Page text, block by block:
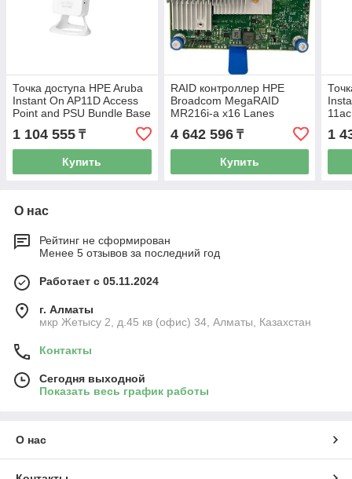
Точка доступа HPE Aruba
Instant On AP11D Access
Point and PSU Bundle Base
1 104 555 ₸
Купить
RAID контроллер HPE
Broadcom MegaRAID
MR216i-a x16 Lanes
without Cache NVMe/SAS
12G Controller for HPE
Gen10
4 642 596₸
Купить
1
О нас
Рейтинг не сформирован
Менее 5 отзывов за последний год
Работает с 05.11.2024
г. Алматы
мкр Жетысу 2, д.45 кв (офис) 34, Алматы, Казахстан
Контакты
Сегодня выходной
Показать весь график работы
О нас